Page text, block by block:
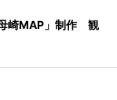
崎MAP」制作 観